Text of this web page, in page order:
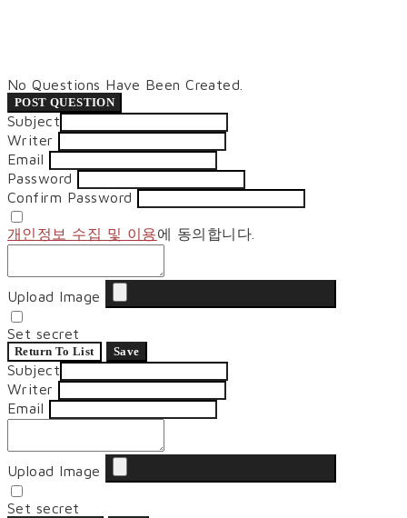
No Questions Have Been Created.
POST QUESTION
Subject
Writer
Email
Password
Confirm Password
개인정보 수집 및 이용에 동의합니다.
Upload Image
Set secret
Return To List Save
Subject
Writer
Email
Upload Image
Set secret